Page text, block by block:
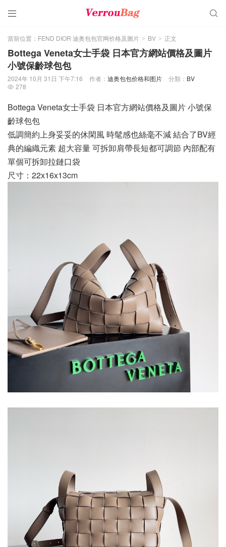
 
當前位置： FEND DIOR 迪奥包包官网价格及圖片 > BV > 正文
Bottega Veneta女士手袋 日本官方網站價格及圖片
小號保齡球包包
2024年 10月 31日 下午7:16 作者： 迪奥包包价格和图片 分類： BV
 278
Bottega Veneta女士手袋 日本官方網站價格及圖片 小號保
齡球包包
低調簡約上身妥妥的休閑風 時髦感也絲毫不減 結合了BV經
典的編織元素 超大容量 可拆卸肩帶長短都可調節 內部配有
單個可拆卸拉鏈口袋
尺寸：22x16x13cm